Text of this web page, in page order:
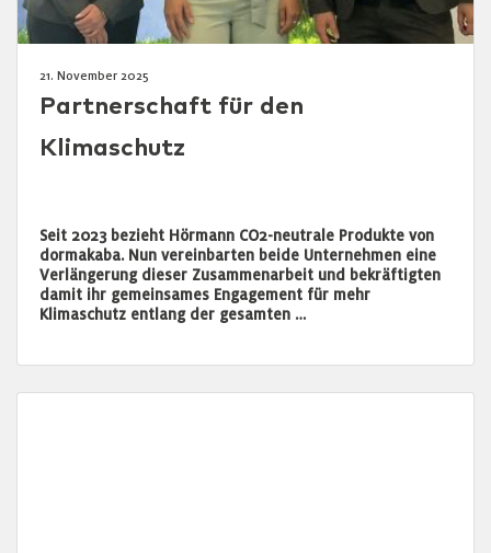
21. November 2025
Partnerschaft für den
Klimaschutz
Seit 2023 bezieht Hörmann CO2-neutrale Produkte von
dormakaba. Nun vereinbarten beide Unternehmen eine
Verlängerung dieser Zusammenarbeit und bekräftigten
damit ihr gemeinsames Engagement für mehr
Klimaschutz entlang der gesamten …